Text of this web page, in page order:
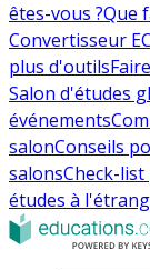
êtes-vous ?Que
Convertisseur
plus d'outils
Salon d'études
événements
salonConseils
salonsCheck-
études à